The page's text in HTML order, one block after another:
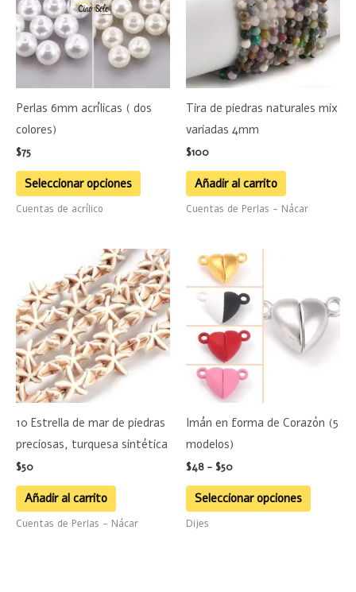
Perlas 6mm acrílicas ( dos
colores)
$75
Seleccionar opciones
múltiples
variantes.
Las
opciones
pueden
página
Cuentas de acrílico
Tira de piedras naturales mix
variadas 4mm
$100
Añadir al carrito
Cuentas de Perlas - Nácar
10 Estrella de mar de piedras
preciosas, turquesa sintética
$50
Añadir al carrito
Cuentas de Perlas - Nácar
Imán en forma de Corazón (5
modelos)
$48 - $50
Rango
de
precios:
desde
$48
hasta
$50
Seleccionar opciones
tiene
pueden
página
Dijes